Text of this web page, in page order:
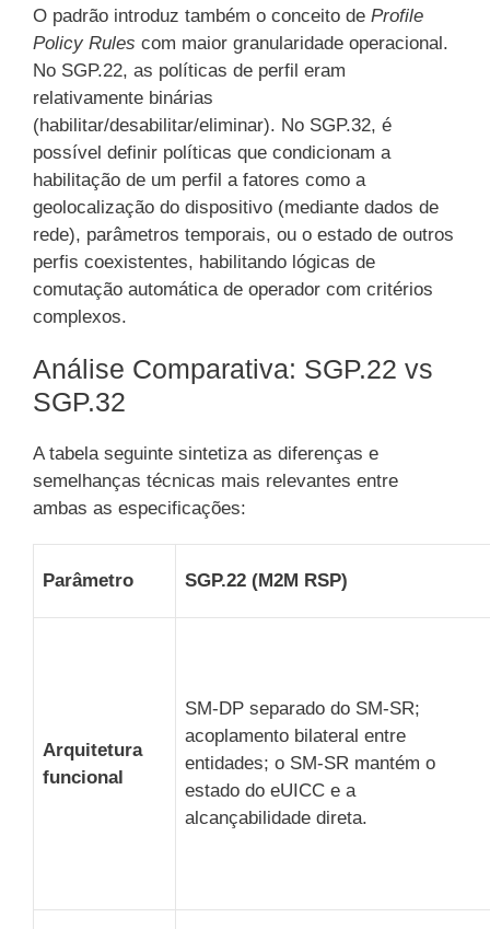
O padrão introduz também o conceito de Profile
Policy Rules com maior granularidade operacional.
No SGP.22, as políticas de perfil eram
relativamente binárias
(habilitar/desabilitar/eliminar). No SGP.32, é
possível definir políticas que condicionam a
habilitação de um perfil a fatores como a
geolocalização do dispositivo (mediante dados de
rede), parâmetros temporais, ou o estado de outros
perfis coexistentes, habilitando lógicas de
comutação automática de operador com critérios
complexos.
Análise Comparativa: SGP.22 vs
SGP.32
A tabela seguinte sintetiza as diferenças e
semelhanças técnicas mais relevantes entre
ambas as especificações:
Parâmetro SGP.22 (M2M RSP)
Arquitetura
funcional
SM-DP separado do SM-SR;
acoplamento bilateral entre
entidades; o SM-SR mantém o
estado do eUICC e a
alcançabilidade direta.